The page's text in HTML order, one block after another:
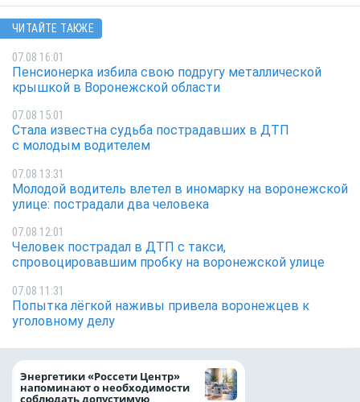
ЧИТАЙТЕ ТАКЖЕ
07.08 16:01
Пенсионерка избила свою подругу металлической
крышкой в Воронежской области
07.08 15:01
Стала известна судьба пострадавших в ДТП
с молодым водителем
07.08 13:31
Молодой водитель влетел в иномарку на воронежской
улице: пострадали два человека
07.08 12:01
Человек пострадал в ДТП с такси,
спровоцировавшим пробку на воронежской улице
07.08 11:31
Попытка лёгкой наживы привела воронежцев к
уголовному делу
Энергетики «Россети Центр»
напоминают о необходимости
соблюдать допустимую